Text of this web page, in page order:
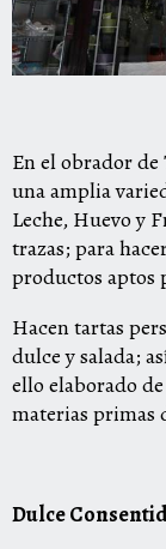
En el obrador de
una amplia
Leche, Huevo y
trazas; para
productos aptos
Hacen tartas
dulce y salada;
ello elaborado
materias primas
Dulce